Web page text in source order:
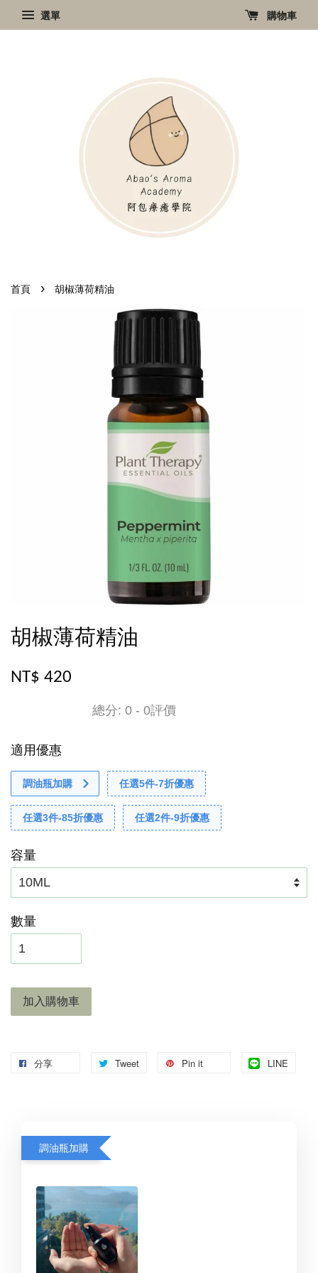
選單 購物車
首頁 › 胡椒薄荷精油
胡椒薄荷精油
NT$ 420
總分: 0 - 0評價
適用優惠
調油瓶加購 任選5件-7折優惠
任選3件-85折優惠 任選2件-9折優惠
容量
數量
加入購物車
分享 Tweet Pin it LINE
調油瓶加購